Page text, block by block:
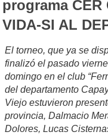
programa CER
VIDA-SI AL
El torneo, que ya se
finalizó el pasado
domingo en el club
del departamento
Viejo estuvieron
provincia, Dalmacio
Dolores, Lucas